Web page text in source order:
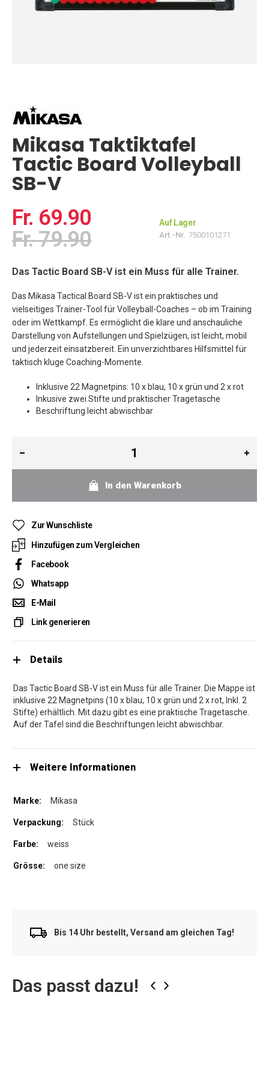
Bildgalerie
springen
Mikasa Taktiktafel
Tactic Board Volleyball
SB-V
Fr. 69.90
Fr. 79.90
Auf Lager
Art.-Nr. 7500101271
Das Tactic Board SB-V ist ein Muss für alle Trainer.
Das Mikasa Tactical Board SB-V ist ein praktisches und
vielseitiges Trainer-Tool für Volleyball-Coaches – ob im Training
oder im Wettkampf. Es ermöglicht die klare und anschauliche
Darstellung von Aufstellungen und Spielzügen, ist leicht, mobil
und jederzeit einsatzbereit. Ein unverzichtbares Hilfsmittel für
taktisch kluge Coaching-Momente.
Inklusive 22 Magnetpins: 10 x blau, 10 x grün und 2 x rot
Inkusive zwei Stifte und praktischer Tragetasche
Beschriftung leicht abwischbar
In den Warenkorb
Zur Wunschliste
Hinzufügen zum Vergleichen
Facebook
Whatsapp
E-Mail
Link generieren
Details
Das Tactic Board SB-V ist ein Muss für alle Trainer. Die Mappe ist
inklusive 22 Magnetpins (10 x blau, 10 x grün und 2 x rot, Inkl. 2
Stifte) erhältlich. Mit dazu gibt es eine praktische Tragetasche.
Auf der Tafel sind die Beschriftungen leicht abwischbar.
Weitere Informationen
Mikasa
Stück
weiss
one size
Bis 14 Uhr bestellt, Versand am gleichen Tag!
Das passt dazu! ‹ ›